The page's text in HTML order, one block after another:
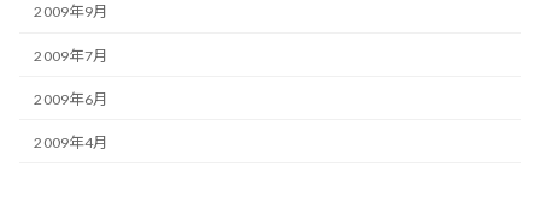
2009年9月
2009年7月
2009年6月
2009年4月